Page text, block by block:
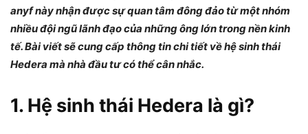
anyf này nhận được sự quan tâm đông đảo từ một nhóm
nhiều đội ngũ lãnh đạo của những ông lớn trong nền kinh
tế. Bài viết sẽ cung cấp thông tin chi tiết về hệ sinh thái
Hedera mà nhà đầu tư có thể cân nhắc.
1. Hệ sinh thái Hedera là gì?